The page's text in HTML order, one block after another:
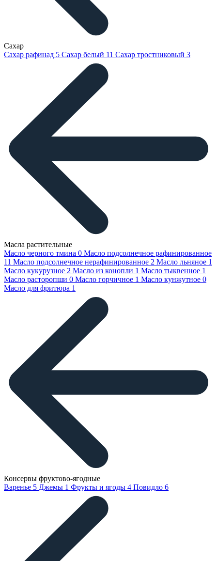
Сахар
Сахар рафинад 5 Сахар белый 11 Сахар тростниковый 3
Масла растительные
Масло черного тмина 0 Масло подсолнечное рафинированное
11 Масло подсолнечное нерафинированное 2 Масло льняное 1
Масло кукурузное 2 Масло из конопли 1 Масло тыквенное 1
Масло расторопши 0 Масло горчичное 1 Масло кунжутное 0
Масло для фритюра 1
Консервы фруктово-ягодные
Варенье 5 Джемы 1 Фрукты и ягоды 4 Повидло 6